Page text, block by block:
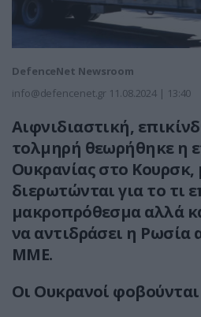
DefenceNet Newsroom
info@defencenet.gr 11.08.2024 | 13:40
Αιφνιδιαστική,
τολμηρή θεωρήθηκε η
Ουκρανίας στο Κουρσκ,
διερωτώνται για το τι
μακροπρόθεσμα αλλά
να αντιδράσει η Ρωσία
ΜΜΕ.
Οι Ουκρανοί φοβούνται